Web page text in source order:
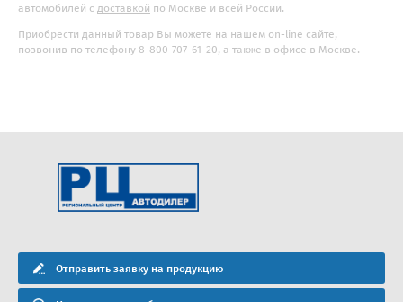
автомобилей с доставкой по Москве и всей России.
Приобрести данный товар Вы можете на нашем on-line сайте,
позвонив по телефону 8-800-707-61-20, а также в офисе в Москве.
Отправить заявку на продукцию